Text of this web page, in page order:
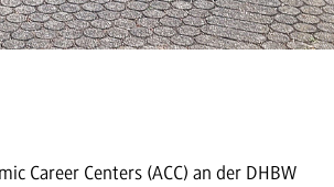
Career Centers (ACC) an der DHBW